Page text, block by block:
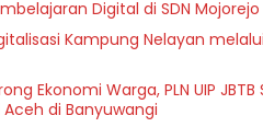
Digital di SDN Mojorejo
Kampung Nelayan
Ekonomi Warga, PLN UIP
di Banyuwangi